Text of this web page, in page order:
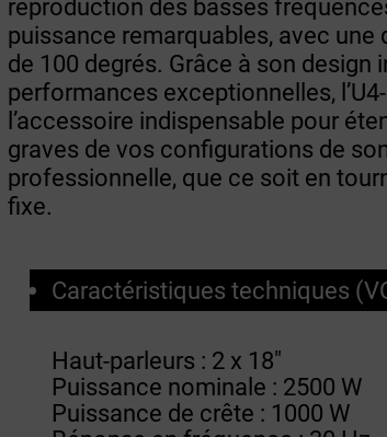
reproduction des basses
puissance remarquables, avec
de 100 degrés. Grâce à son design
performances exceptionnelles,
l’accessoire indispensable pour
graves de vos configurations de
professionnelle, que ce soit en
fixe.
Caractéristiques techniques
Haut-parleurs : 2 x 18″
Puissance nominale : 2500 W
Puissance de crête : 1000 W